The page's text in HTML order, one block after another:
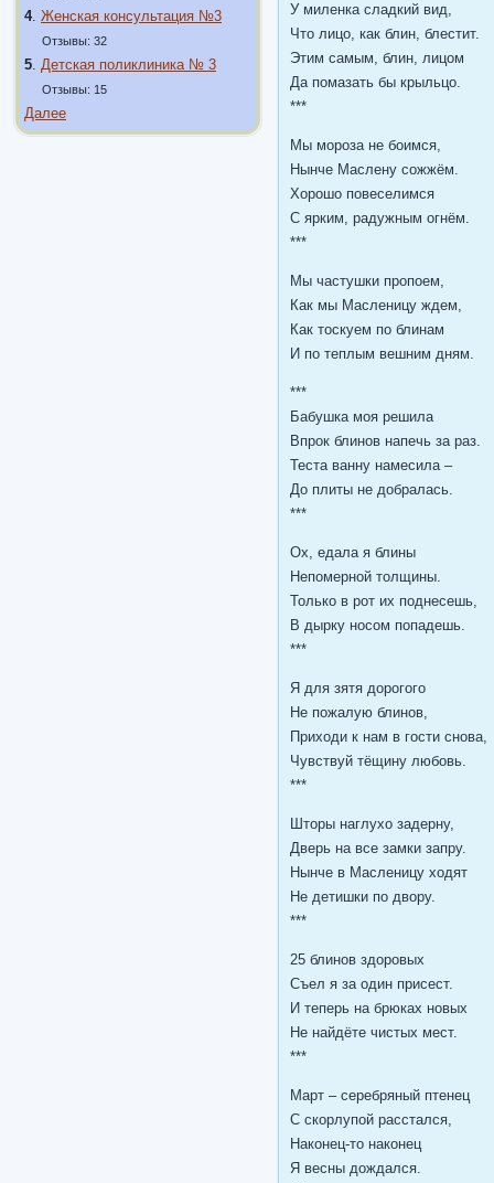
4. Женская консультация №3
Отзывы: 32
5 Детская поликлиника № 3
Отзывы: 15
Далее
У миленка сладкий вид,
Что лицо, как блин, блестит.
Этим самым, блин, лицом
Да помазать бы крыльцо.
***
Мы мороза не боимся,
Нынче Маслену сожжём.
Хорошо повеселимся
С ярким, радужным огнём.
***
Мы частушки пропоем,
Как мы Масленицу ждем,
Как тоскуем по блинам
И по теплым вешним дням.
***
Бабушка моя решила
Впрок блинов напечь за раз.
Теста ванну намесила –
До плиты не добралась.
***
Ох, едала я блины
Непомерной толщины.
Только в рот их поднесешь,
В дырку носом попадешь.
***
Я для зятя дорогого
Не пожалую блинов,
Приходи к нам в гости снова,
Чувствуй тёщину любовь.
***
Шторы наглухо задерну,
Дверь на все замки запру.
Нынче в Масленицу ходят
Не детишки по двору.
***
25 блинов здоровых
Съел я за один присест.
И теперь на брюках новых
Не найдёте чистых мест.
***
Март – серебряный птенец
С скорлупой расстался,
Наконец-то наконец
Я весны дождался.